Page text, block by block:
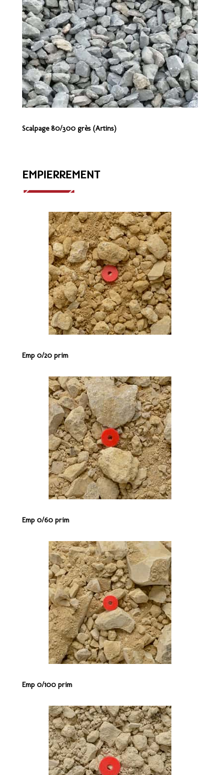
Scalpage 80/300 grès (Artins)
EMPIERREMENT
Emp 0/20 prim
Emp 0/60 prim
Emp 0/100 prim